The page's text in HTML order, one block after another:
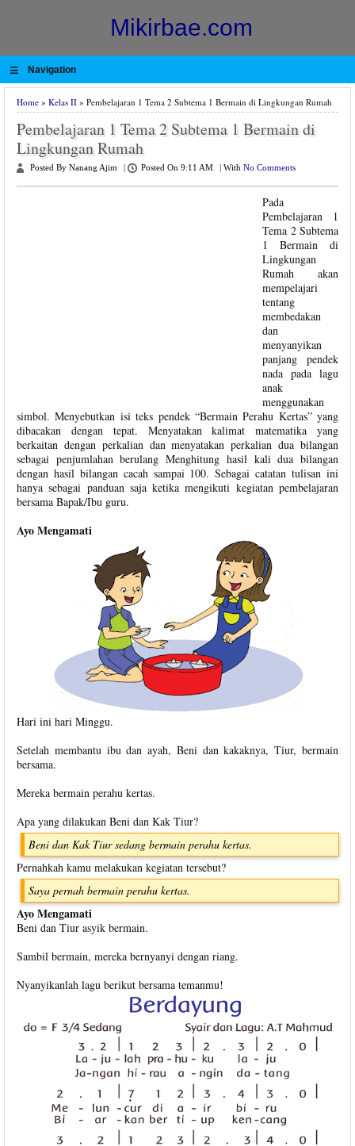
Mikirbae.com
≡ Navigation
Home » Kelas II » Pembelajaran 1 Tema 2 Subtema 1 Bermain di Lingkungan Rumah
Pembelajaran 1 Tema 2 Subtema 1 Bermain di
Lingkungan Rumah
Posted By Nanang Ajim Posted On 9:11 AM With No Comments
Pada
Pembelajaran 1
Tema 2 Subtema
1 Bermain di
Lingkungan
Rumah akan
mempelajari
tentang
membedakan
dan
menyanyikan
panjang pendek
nada pada lagu
anak
menggunakan
simbol. Menyebutkan isi teks pendek “Bermain Perahu Kertas” yang
dibacakan dengan tepat. Menyatakan kalimat matematika yang
berkaitan dengan perkalian dan menyatakan perkalian dua bilangan
sebagai penjumlahan berulang Menghitung hasil kali dua bilangan
dengan hasil bilangan cacah sampai 100. Sebagai catatan tulisan ini
hanya sebagai panduan saja ketika mengikuti kegiatan pembelajaran
bersama Bapak/Ibu guru.
Ayo Mengamati
Hari ini hari Minggu.
Setelah membantu ibu dan ayah, Beni dan kakaknya, Tiur, bermain
bersama.
Mereka bermain perahu kertas.
Apa yang dilakukan Beni dan Kak Tiur?
Beni dan Kak Tiur sedang bermain perahu kertas.
Pernahkah kamu melakukan kegiatan tersebut?
Saya pernah bermain perahu kertas.
Ayo Mengamati
Beni dan Tiur asyik bermain.
Sambil bermain, mereka bernyanyi dengan riang.
Nyanyikanlah lagu berikut bersama temanmu!